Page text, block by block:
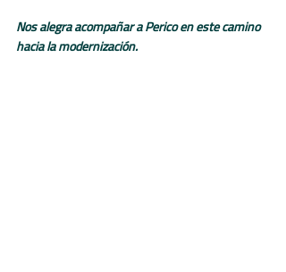
Nos alegra acompañar a Perico en este camino
hacia la modernización.